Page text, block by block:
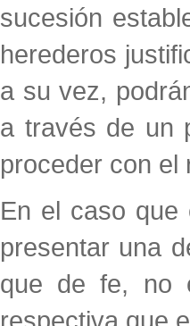
sucesión
herederos
a su vez,
a través de un
proceder con el
En el caso que
presentar una
que de fe, no